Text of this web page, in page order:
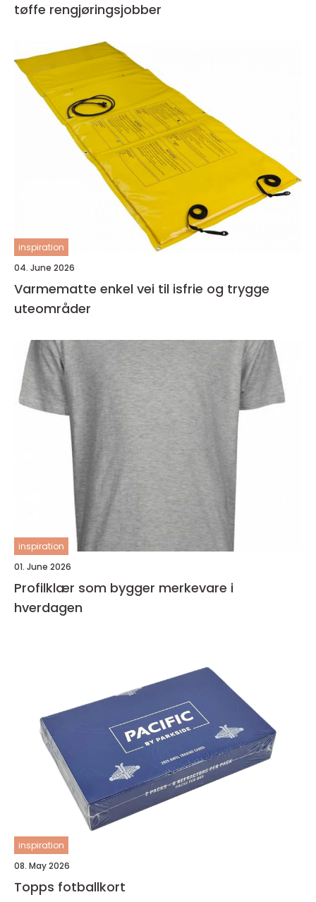
tøffe rengjøringsjobber
inspiration
04. June 2026
Varmematte enkel vei til isfrie og trygge
uteområder
inspiration
01. June 2026
Profilklær som bygger merkevare i
hverdagen
inspiration
08. May 2026
Topps fotballkort